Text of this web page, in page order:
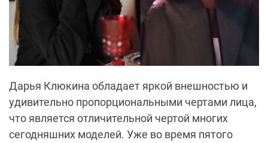
Дарья Клюкина обладает яркой внешностью и
удивительно пропорциональными чертами лица,
что является отличительной чертой многих
сегодняшних моделей. Уже во время пятого